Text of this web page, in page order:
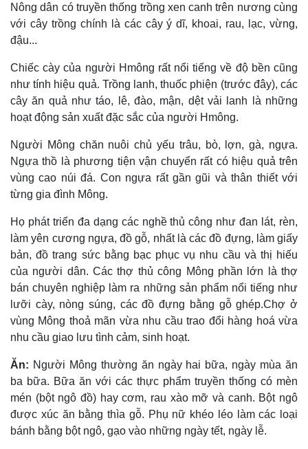
Nông dân có truyền thống trồng xen canh trên nương cùng
với cây trồng chính là các cây ý dĩ, khoai, rau, lạc, vừng,
đậu...
Chiếc cày của người Hmông rất nổi tiếng về độ bền cũng
như tính hiệu quả. Trồng lanh, thuốc phiện (trước đây), các
cây ăn quả như táo, lê, đào, mận, dệt vải lanh là những
hoạt động sản xuất đặc sắc của người Hmông.
Người Mông chăn nuôi chủ yếu trâu, bò, lợn, gà, ngựa.
Ngựa thồ là phương tiện vận chuyển rất có hiệu quả trên
vùng cao núi đá. Con ngựa rất gần gũi và thân thiết với
từng gia đình Mông.
Họ phát triển đa dạng các nghề thủ công như đan lát, rèn,
làm yên cương ngựa, đồ gỗ, nhất là các đồ đựng, làm giấy
bản, đồ trang sức bằng bạc phục vụ nhu cầu và thị hiếu
của người dân. Các thợ thủ công Mông phần lớn là thợ
bán chuyên nghiệp làm ra những sản phẩm nổi tiếng như
lưỡi cày, nòng súng, các đồ đựng bằng gỗ ghép.Chợ ở
vùng Mông thoả mãn vừa nhu cầu trao đổi hàng hoá vừa
nhu cầu giao lưu tình cảm, sinh hoạt.
Ăn: Người Mông thường ăn ngày hai bữa, ngày mùa ăn
ba bữa. Bữa ăn với các thực phẩm truyền thống có mèn
mén (bột ngô đồ) hay cơm, rau xào mỡ và canh. Bột ngô
được xúc ăn bằng thìa gỗ. Phụ nữ khéo léo làm các loại
bánh bằng bột ngô, gạo vào những ngày tết, ngày lễ.